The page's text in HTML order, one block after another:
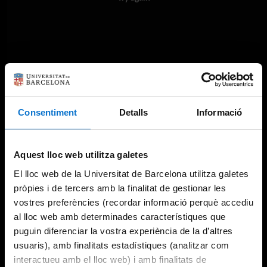
Consentiment Detalls Informació
Aquest lloc web utilitza galetes
El lloc web de la Universitat de Barcelona utilitza galetes
pròpies i de tercers amb la finalitat de gestionar les
vostres preferències (recordar informació perquè accediu
al lloc web amb determinades característiques que
puguin diferenciar la vostra experiència de la d’altres
usuaris), amb finalitats estadístiques (analitzar com
interactueu amb el lloc web) i amb finalitats de